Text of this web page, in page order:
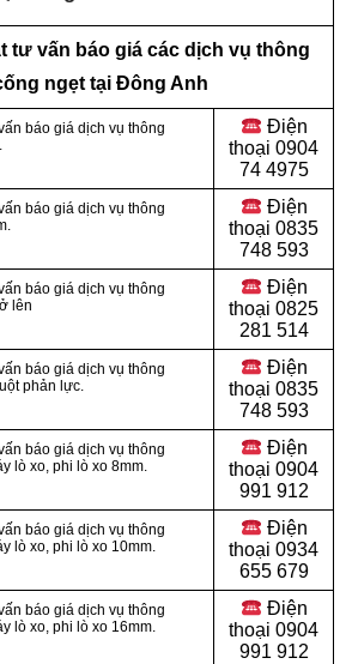
tư vấn báo giá các dịch vụ thông
ngẹt tại Đông Anh
báo giá dịch vụ thông
Điện
thoại 0904
74 4975
báo giá dịch vụ thông
Điện
thoại 0835
748 593
báo giá dịch vụ thông
lên
Điện
thoại 0825
281 514
báo giá dịch vụ thông
phản lực.
Điện
thoại 0835
748 593
báo giá dịch vụ thông
lò xo, phi lò xo 8mm.
Điện
thoại 0904
991 912
báo giá dịch vụ thông
lò xo, phi lò xo 10mm.
Điện
thoại 0934
655 679
báo giá dịch vụ thông
lò xo, phi lò xo 16mm.
Điện
thoại 0904
991 912